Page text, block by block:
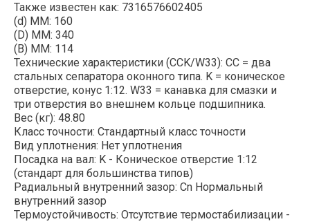
Также известен как: 7316576602405
(d) ММ: 160
(D) ММ: 340
(B) MM: 114
Технические характеристики (CCK/W33): CC = два
стальных сепаратора оконного типа. K = коническое
отверстие, конус 1:12. W33 = канавка для смазки и
три отверстия во внешнем кольце подшипника.
Вес (кг): 48.80
Класс точности: Стандартный класс точности
Вид уплотнения: Нет уплотнения
Посадка на вал: K - Коническое отверстие 1:12
(стандарт для большинства типов)
Радиальный внутренний зазор: Cn Нормальный
внутренний зазор
Термоустойчивость: Отсутствие термостабилизации -